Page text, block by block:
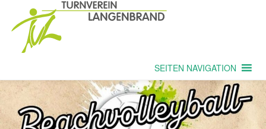
SEITEN NAVIGATION